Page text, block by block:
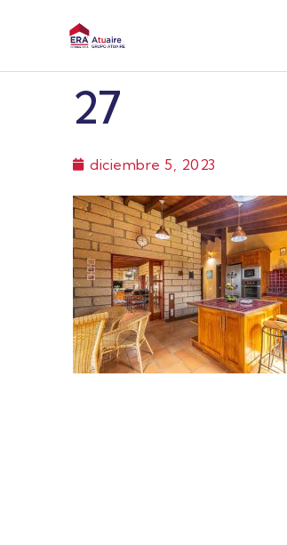
27
diciembre 5, 2023